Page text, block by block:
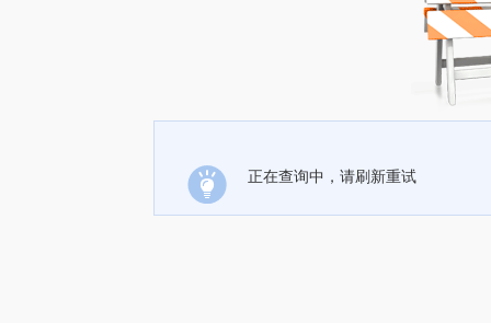
正在查询中，请刷新重试